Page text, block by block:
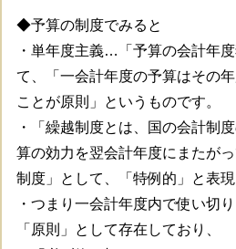
◆予算の制度でみると
・単年度主義…「予算の会計年
て、「一会計年度の予算はその
ことが原則」というものです。
・「繰越制度とは、国の会計制
算の効力を翌会計年度にまたが
制度」として、「特例的」と表現
・つまり一会計年度内で使い切
「原則」として存在しており、